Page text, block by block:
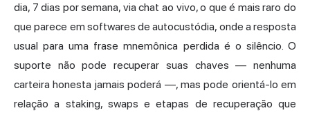
dia, 7 dias por semana, via chat ao vivo, o que é mais raro do
que parece em softwares de autocustódia, onde a resposta
usual para uma frase mnemônica perdida é o silêncio. O
suporte não pode recuperar suas chaves — nenhuma
carteira honesta jamais poderá —, mas pode orientá-lo em
relação a staking, swaps e etapas de recuperação que